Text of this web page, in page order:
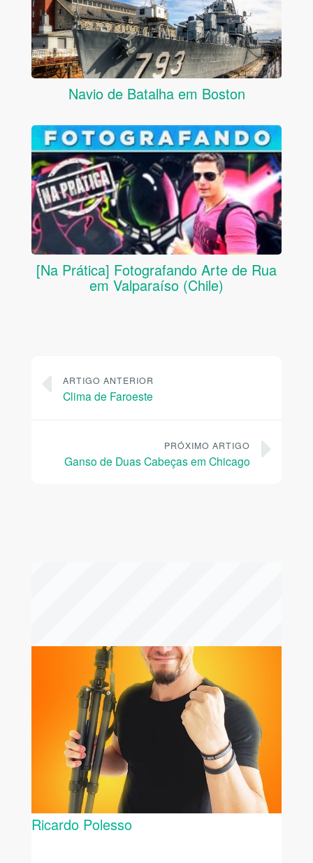
Navio de Batalha em Boston
[Na Prática] Fotografando Arte de Rua
em Valparaíso (Chile)
ARTIGO ANTERIOR
Clima de Faroeste
PRÓXIMO ARTIGO
Ganso de Duas Cabeças em Chicago
Ricardo Polesso